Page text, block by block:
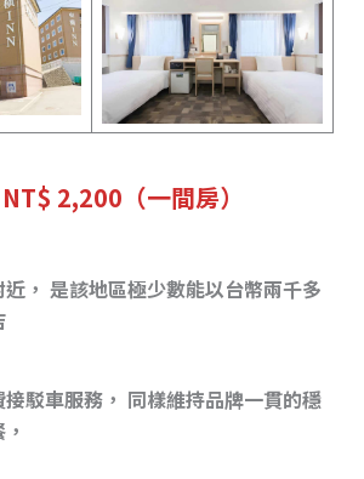
2,200（一間房）
， 是該地區極少數能以台幣兩千多
駁車服務， 同樣維持品牌一貫的穩